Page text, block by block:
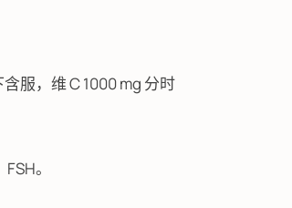
服，维 C 1000 mg 分时
。